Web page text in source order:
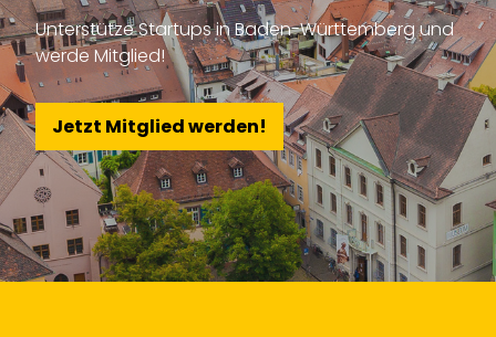
Unterstütze Startups in Baden-Württemberg und
werde Mitglied!
Jetzt Mitglied werden!